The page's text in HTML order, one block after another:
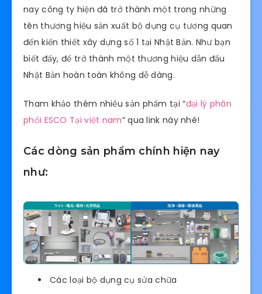
nay công ty hiện đã trở thành một trong những
tên thương hiệu sản xuất bộ dụng cụ tương quan
đến kiến thiết xây dựng số 1 tại Nhật Bản. Như bạn
biết đấy, để trở thành một thương hiệu dẫn đầu
Nhật Bản hoàn toàn không dễ dàng.
Tham khảo thêm nhiều sản phẩm tại “đại lý phân
phối ESCO Tại việt nam” qua link này nhé!
Các dòng sản phẩm chính hiện nay
như:
Các loại bộ dụng cụ sửa chữa